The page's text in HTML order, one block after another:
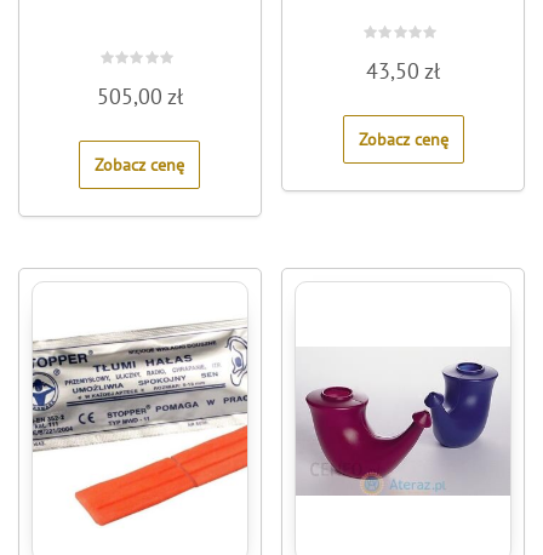
0
out
5
505,00 zł
Zobacz cenę
0
out
5
43,50zł
Zobacz cenę